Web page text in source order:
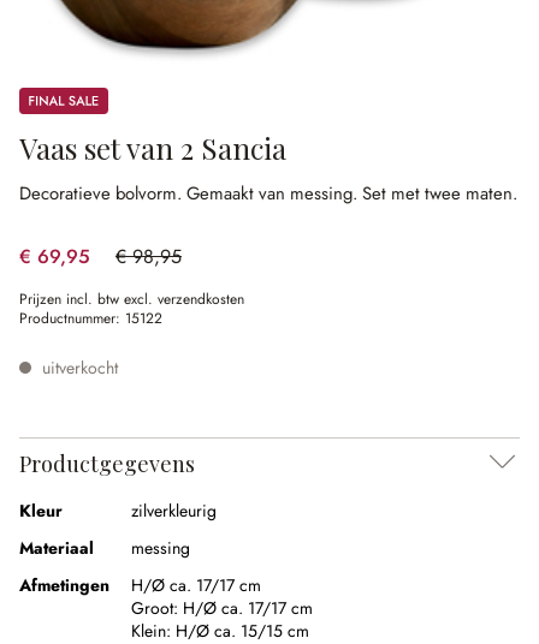
Sale
Vaas set van 2 Sancia
Decoratieve bolvorm. Gemaakt van messing. Set met twee maten.
€ 69,95 € 98,95
(29.31% gespart)
Prijzen incl. btw excl. verzendkosten
Productnummer: 15122
uitverkocht
Productgegevens
Kleur
zilverkleurig
Materiaal
messing
Afmetingen
H/Ø ca. 17/17 cm
Groot: H/Ø ca. 17/17 cm
Klein: H/Ø ca. 15/15 cm